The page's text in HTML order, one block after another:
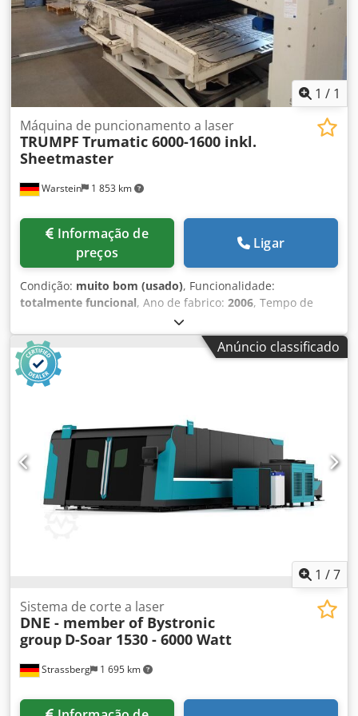
1 / 1
Warstein 1 853 km
Máquina de puncionamento a laser
TRUMPF Trumatic 6000-1600 inkl.
Sheetmaster
preços
Ligar
Condição: muito bom (usado), Funcionalidade:
totalmente funcional, Ano de fabrico: 2006, Tempo de
funcionamento do feixe: 12.577 horas Tempo de
funcionamento do laser: 72.745 horas Inclui o sistema
Sheetmaster. Djdpfxoznir Aj Aarsck Anúncio classificado
1 /7
Strassberg 1 695 km
Sistema de corte a laser
DNE - member of Bystronic
group D-Soar 1530 - 6000 Watt